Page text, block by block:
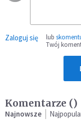
Zaloguj się lub
Twój
Komentarze ()
Najnowsze